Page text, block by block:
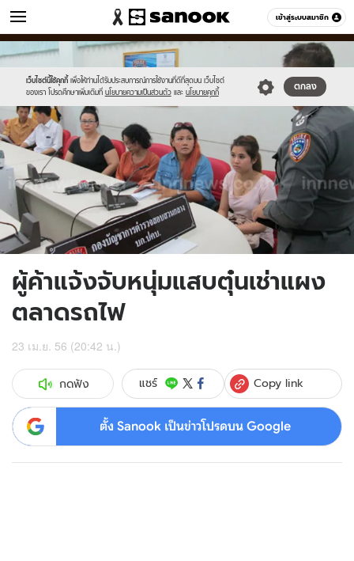
เข้าสู่ระบบสมาชิก
ข่าว หมวดอื่นๆ
เว็บไซต์นี้ใช้คุกกี้ เพื่อให้ท่านได้รับประสบการณ์การใช้งานที่ดีที่สุดบน เว็บไซต์
ของเรา โปรดศึกษาเพิ่มเติมที่ นโยบายความเป็นส่วนตัว และ นโยบายคุกกี้
ตกลง
Sanook
//s.isanook.com/sr/0/images/logo-
new-
sanook.png
600
60
//s.isanook.com/ns/0/ud/236/1182192/448592-
02.jpg
ผู้ค้าแจ้งจับหนุ่มแสบตุ๋นเช่าแผง
ตลาดรถไฟ
23 เม.ย. 56 (20:42 น.)
กดฟัง แชร์ Copy link
ตั้ง Sanook เป็นข่าวโปรดบน Google